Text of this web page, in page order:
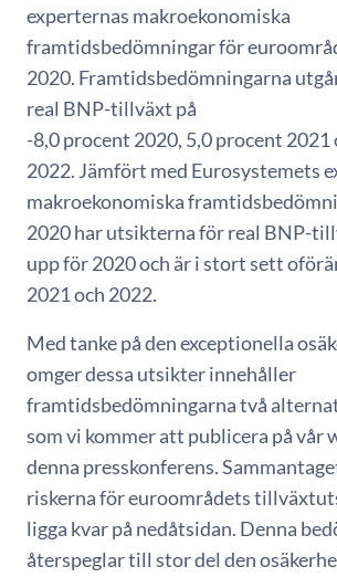
experternas makroekonomiska
framtidsbedömningar för
2020. Framtidsbedömningarna
real BNP-tillväxt på
-8,0 procent 2020, 5,0 procent 2021
2022. Jämfört med Eurosystemets
makroekonomiska
2020 har utsikterna för real BNP-
upp för 2020 och är i stort sett
2021 och 2022.
Med tanke på den exceptionella
omger dessa utsikter innehåller
framtidsbedömningarna två
som vi kommer att publicera på vår
denna presskonferens.
riskerna för euroområdets
ligga kvar på nedåtsidan. Denna
återspeglar till stor del den